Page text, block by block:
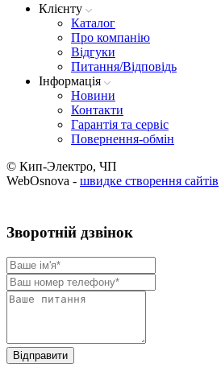
Клієнту
Каталог
Про компанію
Вiдгуки
Питання/Відповідь
Iнформацiя
Новини
Контакти
Гарантія та сервіс
Повернення-обмін
© Кип-Электро, ЧП
WebOsnova - швидке створення сайтів
Зворотнiй дзвiнок